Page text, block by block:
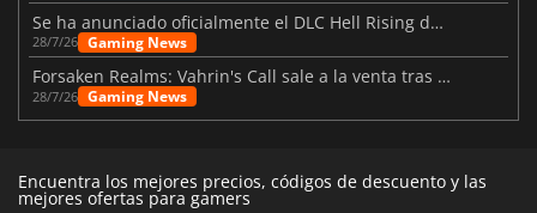
Se ha anunciado oficialmente el DLC Hell Rising de Nioh 3
28/7/26 Gaming News
Forsaken Realms: Vahrin's Call sale a la venta tras una década
28/7/26 Gaming News
Encuentra los mejores precios, códigos de descuento y las
mejores ofertas para gamers